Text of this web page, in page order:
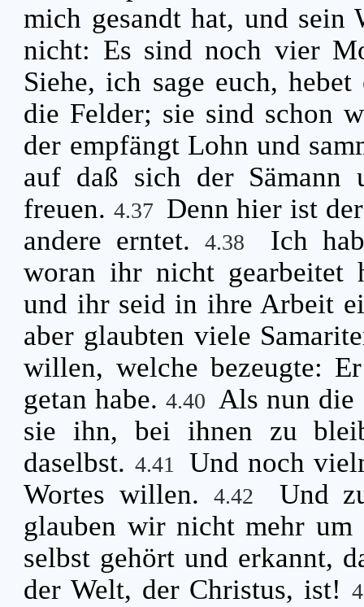
mich gesandt hat, und
nicht: Es sind noch vier
Siehe, ich sage euch,
die Felder; sie sind schon
der empfängt Lohn und
auf daß sich der Sämann
freuen.4.37 Denn hier ist
andere erntet.4.38
Ich
woran ihr nicht gearbeitet
und ihr seid in ihre Arbeit
aber glaubten viele
willen, welche bezeugte:
getan habe.4.40 Als nun die
sie ihn, bei ihnen zu
daselbst. 4.41
Und noch
Wortes willen.
4.42
Und
glauben wir nicht mehr
selbst gehört und erkannt,
der Welt, der Christus, ist!